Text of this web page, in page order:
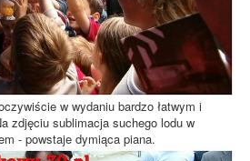
w wydaniu bardzo łatwym i
zdjęciu sublimacja suchego lodu w
- powstaje dymiąca piana.